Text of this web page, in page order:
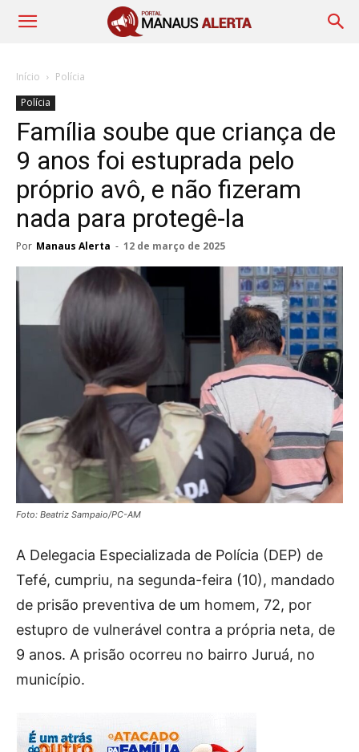
Início
Polícia
Polícia
Família soube que criança de
9 anos foi estuprada pelo
próprio avô, e não fizeram
nada para protegê-la
Por Manaus Alerta - 12 de março de 2025
Foto: Beatriz Sampaio/PC-AM
A Delegacia Especializada de Polícia (DEP) de
Tefé, cumpriu, na segunda-feira (10), mandado
de prisão preventiva de um homem, 72, por
estupro de vulnerável contra a própria neta, de
9 anos. A prisão ocorreu no bairro Juruá, no
município.